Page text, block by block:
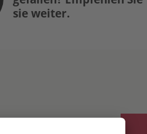
sie weiter.